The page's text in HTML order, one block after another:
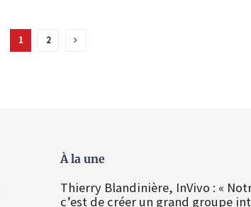
1 2
À la une
Thierry Blandinière, InVivo : «
c’est de créer un grand groupe